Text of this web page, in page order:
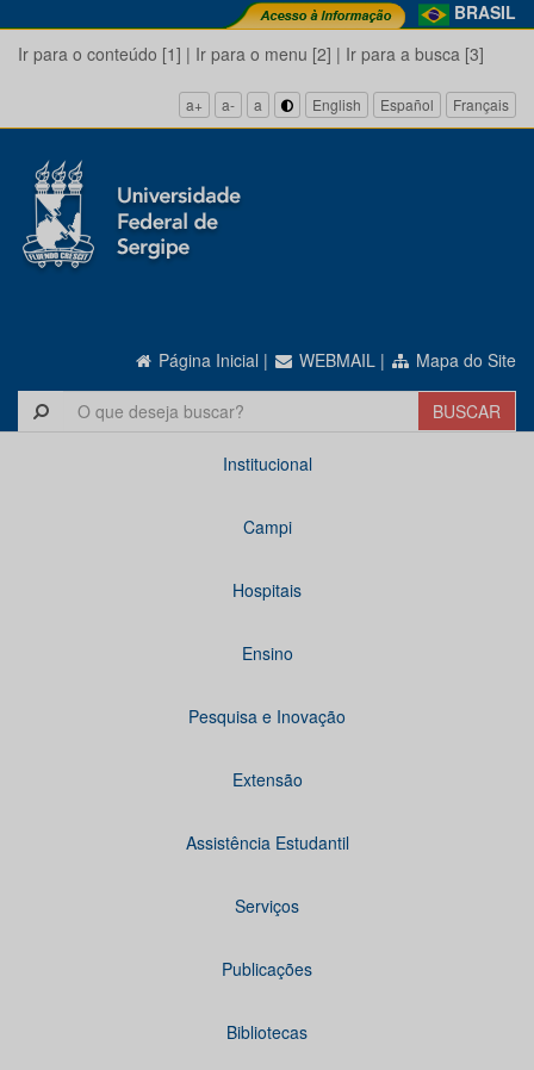
BRASIL
Ir para o conteúdo [1] | Ir para o menu [2] | Ir para a busca [3]
a+ a- a English Español Français
Página Inicial | WEBMAIL | Mapa do Site
Institucional
Campi
Hospitais
Ensino
Pesquisa e Inovação
Extensão
Assistência Estudantil
Serviços
Publicações
Bibliotecas